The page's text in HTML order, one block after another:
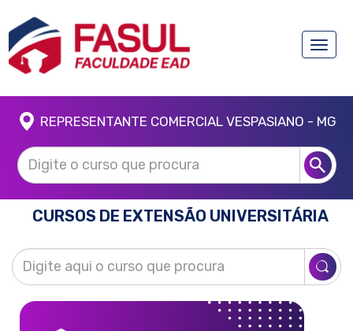
Toggle
REPRESENTANTE COMERCIAL VESPASIANO - MG
CURSOS DE EXTENSÃO UNIVERSITÁRIA